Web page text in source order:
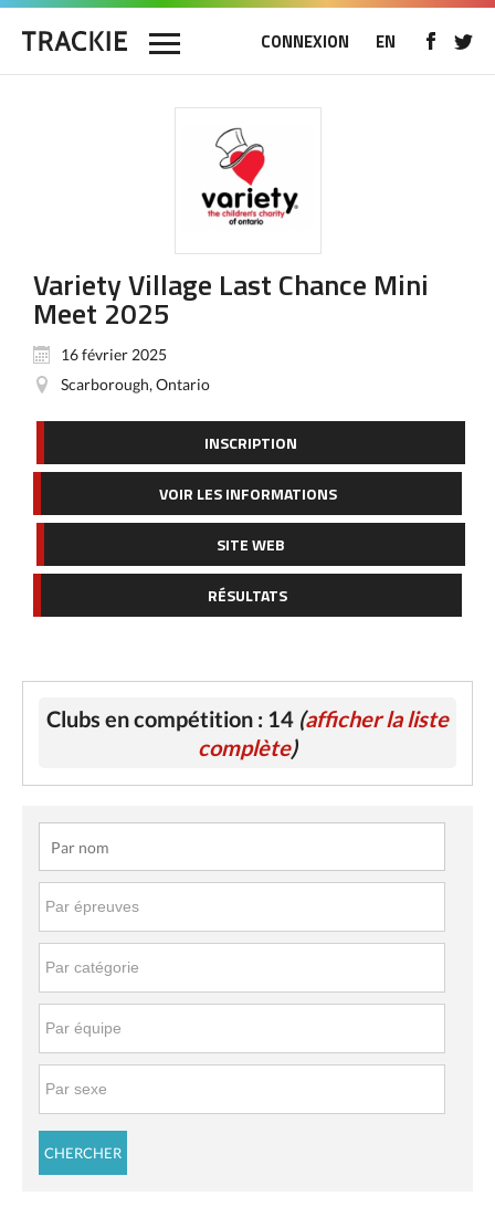
CONNEXION EN
Variety Village Last Chance Mini
Meet 2025
16 février 2025
Scarborough, Ontario
INSCRIPTION
VOIR LES INFORMATIONS
SITE WEB
RÉSULTATS
Clubs en compétition : 14 (afficher la liste
complète)